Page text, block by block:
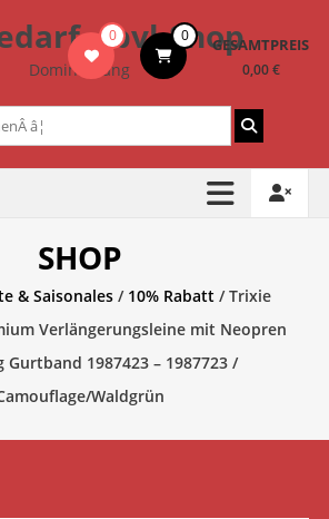
– bvl-Shop
Dominik Lang
0 0 GESAMTPREIS
0,00 €
SHOP
& Saisonales / 10% Rabatt / Trixie
Verlängerungsleine mit Neopren
Gurtband 1987423 – 1987723 /
Waldgrün